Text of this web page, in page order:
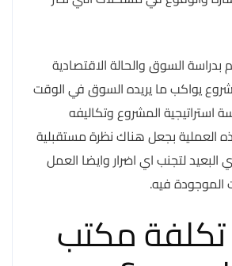
السوق والحالة الاقتصادية
يواكب ما يريده السوق في الوقت
استراتيجية المشروع وتكاليفه
العملية بجعل هناك نظرة مستقبلية
لتجنب اي اضرار وايضا العمل
الموجودة فيه.
مكتب